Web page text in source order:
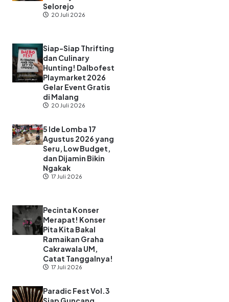
Siap Digelar, Lari
Sambil Menikmati
20 Juli 2026
Siap-Siap Thrifting
dan Culinary
Hunting! Dalbofest
Playmarket 2026
di Malang
20 Juli 2026
5 Ide Lomba 17
Agustus 2026 yang
Seru, Low Budget,
17 Juli 2026
Pecinta Konser
Merapat! Konser
Pita Kita Bakal
Ramaikan Graha
Catat Tanggalnya!
17 Juli 2026